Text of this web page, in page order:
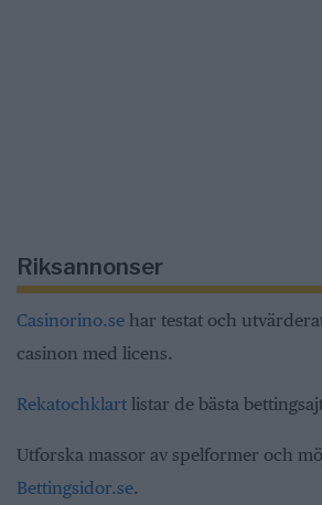
Riksannonser
Casinorino.se har testat och
casinon med licens.
Rekatochklart listar de bästa
Utforska massor av spelformer och
Bettingsidor.se.